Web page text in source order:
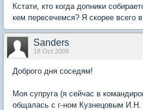
Кстати, кто когда допники
кем пересечемся? Я скорее всего
Sanders
18 Oct 2006
Доброго дня соседям!
Моя супруга (я сейчас в
общалась с г-ном Кузнецовым И.Н.